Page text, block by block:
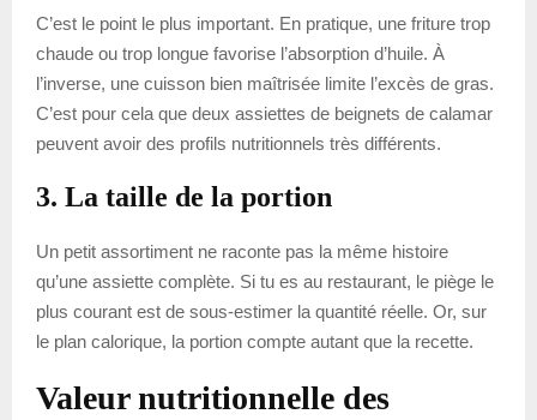
C’est le point le plus important. En pratique, une friture trop
chaude ou trop longue favorise l’absorption d’huile. À
l’inverse, une cuisson bien maîtrisée limite l’excès de gras.
C’est pour cela que deux assiettes de beignets de calamar
peuvent avoir des profils nutritionnels très différents.
3. La taille de la portion
Un petit assortiment ne raconte pas la même histoire
qu’une assiette complète. Si tu es au restaurant, le piège le
plus courant est de sous-estimer la quantité réelle. Or, sur
le plan calorique, la portion compte autant que la recette.
Valeur nutritionnelle des